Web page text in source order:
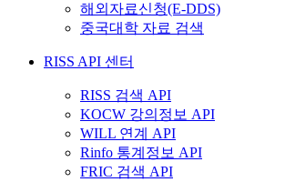
해외자료신청(E-DDS)
중국대학 자료 검색
RISS API 센터
RISS 검색 API
KOCW 강의정보 API
WILL 연계 API
Rinfo 통계정보 API
FRIC 검색 API